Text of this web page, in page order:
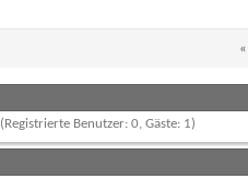
«
(Registrierte Benutzer: 0, Gäste: 1)